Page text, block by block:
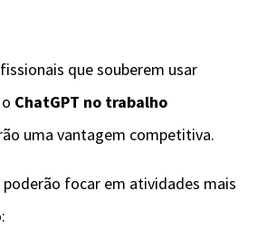
que souberem usar
ChatGPT no trabalho
uma vantagem competitiva.
poderão focar em atividades mais